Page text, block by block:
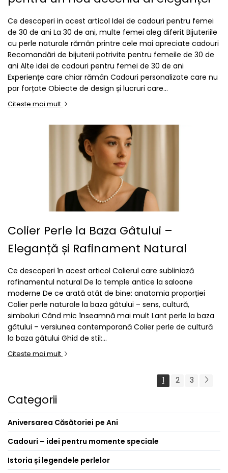
Ce descoperi in acest articol Idei de cadouri pentru femei
de 30 de ani La 30 de ani, multe femei aleg diferit Bijuteriile
cu perle naturale rămân printre cele mai apreciate cadouri
Recomandări de bijuterii potrivite pentru femeile de 30 de
ani Alte idei de cadouri pentru femei de 30 de ani
Experiențe care chiar rămân Cadouri personalizate care nu
par forțate Obiecte de design și lucruri care...
Citeste mai mult
Colier Perle la Baza Gâtului –
Eleganță și Rafinament Natural
Ce descoperi în acest articol Colierul care subliniază
rafinamentul natural De la temple antice la saloane
moderne De ce arată atât de bine: anatomia proporției
Colier perle naturale la baza gâtului – sens, cultură,
simboluri Când mic înseamnă mai mult Lant perle la baza
gâtului – versiunea contemporană Colier perle de cultură
la baza gâtului Ghid de stil:...
Citeste mai mult
1 2 3
Categorii
Aniversarea Căsătoriei pe Ani
Cadouri – idei pentru momente speciale
Istoria și legendele perlelor